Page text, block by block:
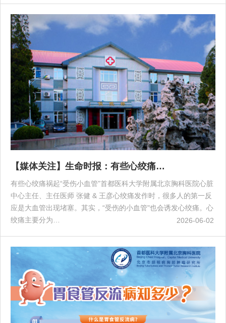
2026-06-02
【媒体关注】生命时报：有些心绞痛…
有些心绞痛祸起“受伤小血管”首都医科大学附属北京胸科医院心脏
中心主任、主任医师 张健 & 王彦心绞痛发作时，很多人的第一反
应是大血管出现堵塞。其实，“受伤的小血管"也会诱发心绞痛。心
绞痛主要分为…